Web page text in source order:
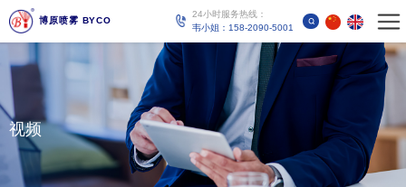
博原喷雾 BYCO
24小时服务热线：
韦小姐：158-2090-5001
视频